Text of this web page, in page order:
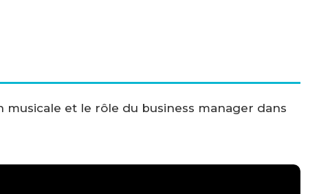
et le rôle du business manager dans